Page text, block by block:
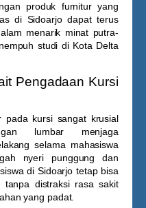
produk furnitur yang
di Sidoarjo dapat terus
menarik minat putra-
studi di Kota Delta
Pengadaan Kursi
pada kursi sangat krusial
lumbar menjaga
selama mahasiswa
nyeri punggung dan
di Sidoarjo tetap bisa
tanpa distraksi rasa sakit
yang padat.